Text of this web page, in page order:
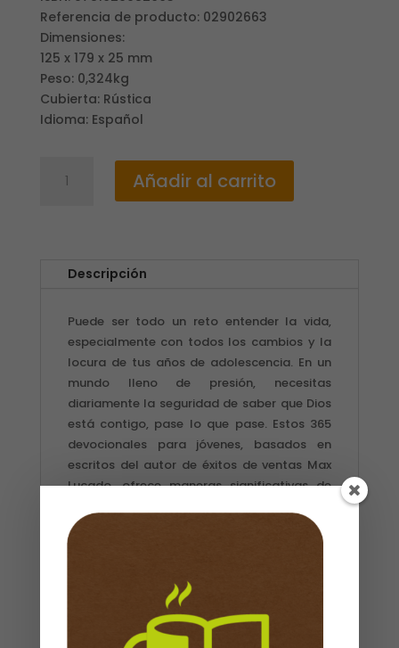
original
era:
$54,700.
actual
es:
Referencia de producto: 02902663
Dimensiones:
125 x 179 x 25 mm
Peso: 0,324kg
Cubierta: Rústica
Idioma: Español
DIOS
VIDA
LUCADO
cantidad
Añadir al carrito
Descripción
Puede ser todo un reto entender la vida,
especialmente con todos los cambios y la
locura de tus años de adolescencia. En un
mundo lleno de presión, necesitas
diariamente la seguridad de saber que Dios
está contigo, pase lo que pase. Estos 365
devocionales para jóvenes, basados en
escritos del autor de éxitos de ventas Max
Lucado, ofrece maneras significativas de
planeado para ti.
importantes temas como: fe, obediencia y
dominio propio, al igual que asuntos
difíciles de hablar con tus padres como:
pureza, acoso escolar y consumo de